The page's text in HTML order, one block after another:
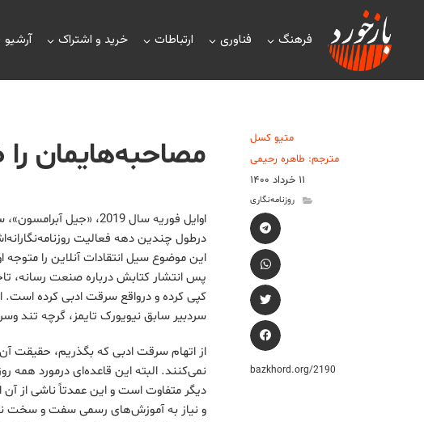
فرهنگ فناوری ارتباطات خرید و اشتراک آرشیو
متیو کسل
مترجم: طاهره رحیمی
۱۱ خرداد ۱۴۰۰
روزنامه‌نگاری
bazkhord.org/2190
مصاحبه‌هایمان
اوایل فوریه سال 2019،
درطول چندین دهه فعالیت
این موضوع سیل انتقادات آنلاین را
پس انتشار کتابش درباره صنعت رسانه،
کپی کرده و درواقع سرقت ادبی کرده است.
سردبیر سابق نیویورک تایمز، گرچه تند
از اتهام سرقت ادبی که بگذریم، حقیقت
نمی‌کنند. البته این قاعده‌ای درمورد همه
دیگر متفاوت است و این عمدتاً ناشی از
و نیاز به آموزش‌های رسمی سفت و سخت